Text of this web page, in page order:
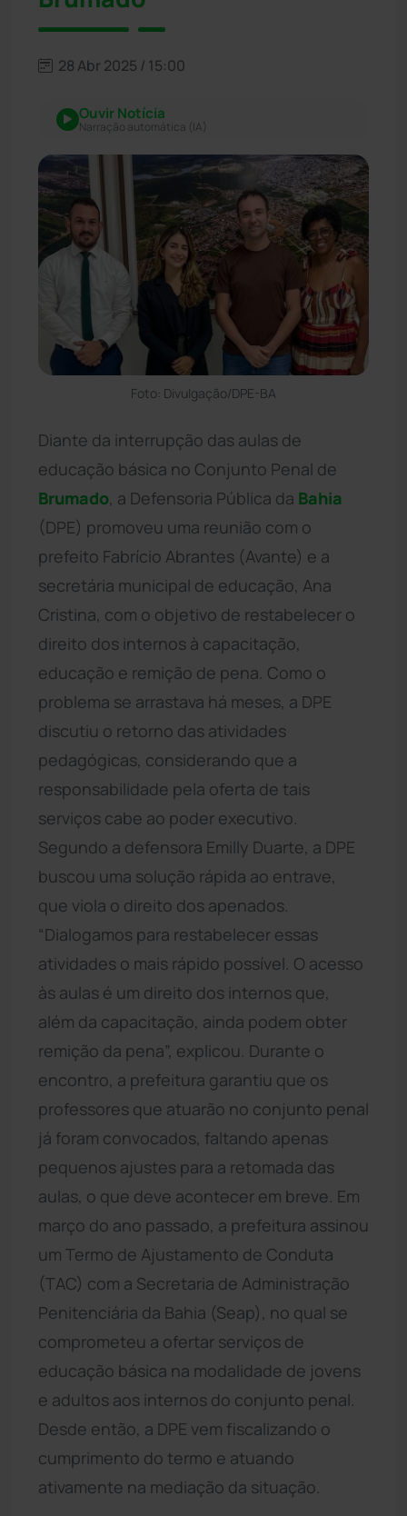
28 Abr 2025 / 15:00
Ouvir Notícia
Narração automática (IA)
Foto: Divulgação/DPE-BA
Diante da interrupção das aulas de
educação básica no Conjunto Penal de
Brumado, a Defensoria Pública da Bahia
(DPE) promoveu uma reunião com o
prefeito Fabrício Abrantes (Avante) e a
secretária municipal de educação, Ana
Cristina, com o objetivo de restabelecer o
direito dos internos à capacitação,
educação e remição de pena. Como o
problema se arrastava há meses, a DPE
discutiu o retorno das atividades
pedagógicas, considerando que a
responsabilidade pela oferta de tais
serviços cabe ao poder executivo.
Segundo a defensora Emilly Duarte, a DPE
buscou uma solução rápida ao entrave,
que viola o direito dos apenados.
“Dialogamos para restabelecer essas
atividades o mais rápido possível. O acesso
às aulas é um direito dos internos que,
além da capacitação, ainda podem obter
remição da pena”, explicou. Durante o
encontro, a prefeitura garantiu que os
professores que atuarão no conjunto penal
já foram convocados, faltando apenas
pequenos ajustes para a retomada das
aulas, o que deve acontecer em breve. Em
março do ano passado, a prefeitura assinou
um Termo de Ajustamento de Conduta
(TAC) com a Secretaria de Administração
Penitenciária da Bahia (Seap), no qual se
comprometeu a ofertar serviços de
educação básica na modalidade de jovens
e adultos aos internos do conjunto penal.
Desde então, a DPE vem fiscalizando o
cumprimento do termo e atuando
ativamente na mediação da situação.